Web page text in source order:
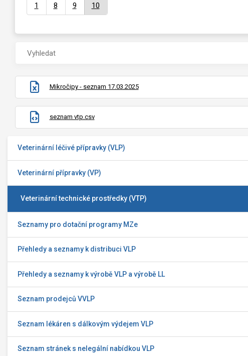
Veterinární léčivé přípravky (VLP)
Veterinární přípravky (VP)
Veterinární technické prostředky (VTP)
Seznamy pro dotační programy MZe
Přehledy a seznamy k distribuci VLP
Přehledy a seznamy k výrobě VLP a výrobě LL
Seznam prodejců VVLP
Seznam lékáren s dálkovým výdejem VLP
Seznam stránek s nelegální nabídkou VLP
1 8 9 10
Mikročipy - seznam 17.03.2025
seznam vtp.csv